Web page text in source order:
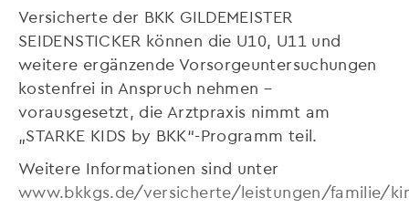
Versicherte der BKK GILDEMEISTER
SEIDENSTICKER können die U10, U11 und
weitere ergänzende Vorsorgeuntersuchungen
kostenfrei in Anspruch nehmen –
vorausgesetzt, die Arztpraxis nimmt am
„STARKE KIDS by BKK“-Programm teil.
Weitere Informationen sind unter
www.bkkgs.de/versicherte/leistungen/familie/